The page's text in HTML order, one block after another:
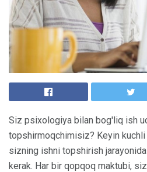
Siz psixologiya bilan bog'liq ish
topshirmoqchimisiz? Keyin
sizning ishni topshirish
kerak. Har bir qopqoq maktubi,